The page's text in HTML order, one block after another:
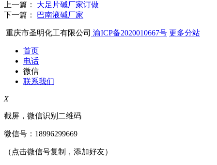
上一篇： 大足片碱厂家订做
下一篇：
巴南液碱厂家
重庆市圣明化工有限公司 渝ICP备2020010667号 更多分站
首页
电话
微信
联系我们
X
截屏，微信识别二维码
微信号： 18996299669
（点击微信号复制，添加好友）